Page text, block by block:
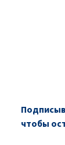
чтобы